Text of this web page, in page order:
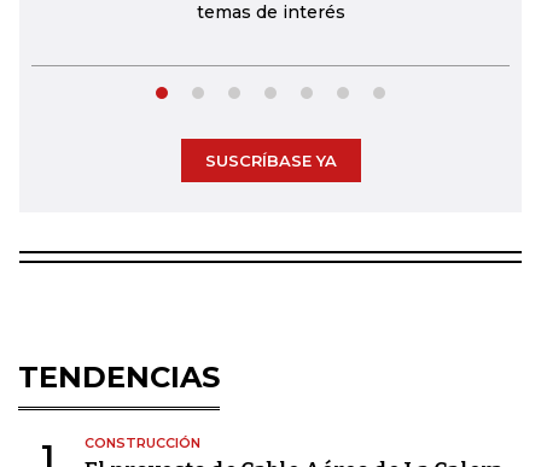
temas de interés
SUSCRÍBASE YA
TENDENCIAS
1 CONSTRUCCIÓN